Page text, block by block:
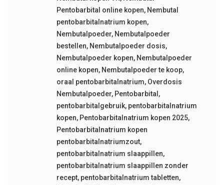
Pentobarbital online kopen, Nembutal
pentobarbitalnatrium kopen,
Nembutalpoeder, Nembutalpoeder
bestellen, Nembutalpoeder dosis,
Nembutalpoeder kopen, Nembutalpoeder
online kopen, Nembutalpoeder te koop,
oraal pentobarbitalnatrium, Overdosis
Nembutalpoeder, Pentobarbital ,
pentobarbitalgebruik, pentobarbitalnatrium
kopen, Pentobarbitalnatrium kopen 2025,
Pentobarbitalnatrium kopen
pentobarbitalnatriumzout,
pentobarbitalnatrium slaappillen,
pentobarbitalnatrium slaappillen zonder
recept, pentobarbitalnatrium tabletten,